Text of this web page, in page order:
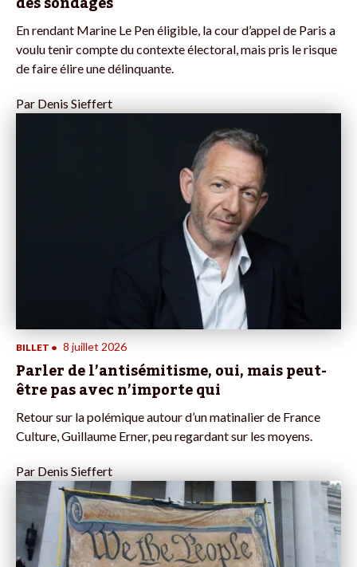
En rendant Marine Le Pen éligible, la cour d’appel de Paris a
voulu tenir compte du contexte électoral, mais pris le risque
de faire élire une délinquante.
Par Denis Sieffert
BILLET • 8 juillet 2026
Parler de l’antisémitisme, oui, mais peut-
être pas avec n’importe qui
Retour sur la polémique autour d’un matinalier de France
Culture, Guillaume Erner, peu regardant sur les moyens.
Par Denis Sieffert